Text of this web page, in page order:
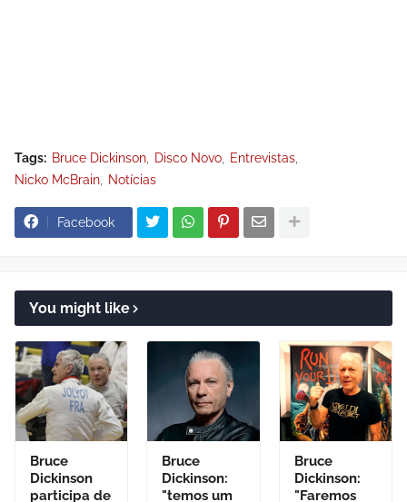
Tags: Bruce Dickinson Disco Novo
Entrevistas
Nicko McBrain
Notícias
Facebook
You might like
Bruce
Dickinson
participa de
Bruce
Dickinson:
"temos um
Bruce
Dickinson:
"Faremos